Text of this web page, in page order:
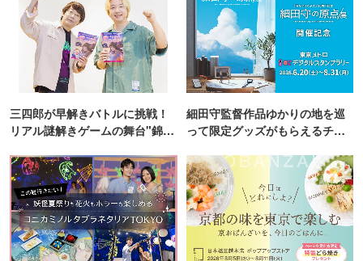
三四郎が早解きバトルに挑戦！
リアル謎解きゲームの舞台"錦糸
細田守監督作品ゆかりの地を巡
って限定グッズがもらえるチャ